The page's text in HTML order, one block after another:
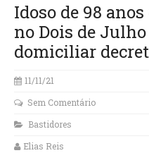
Idoso de 98
no Dois de
domiciliar
11/11/21
Sem Comentário
Bastidores
Elias Reis